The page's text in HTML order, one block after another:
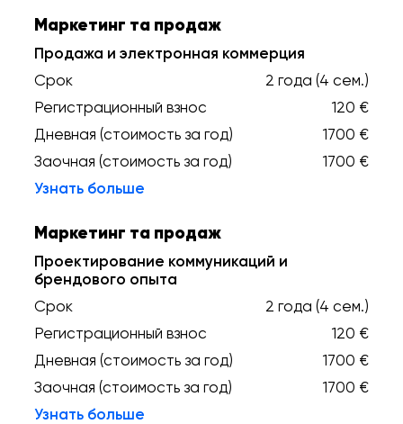
Маркетинг та продаж
Продажа и электронная коммерция
Срок
2 года (4 сем.)
Регистрационный взнос
120 €
Дневная (стоимость за год)
1700 €
Заочная (стоимость за год)
1700 €
Узнать больше
Маркетинг та продаж
Проектирование коммуникаций и
брендового опыта
Срок
2 года (4 сем.)
Регистрационный взнос
120 €
Дневная (стоимость за год)
1700 €
Заочная (стоимость за год)
1700 €
Узнать больше